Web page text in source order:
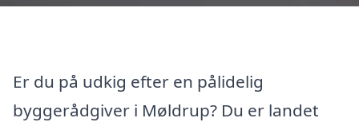
Er du på udkig efter en pålidelig
byggerådgiver i Møldrup? Du er landet